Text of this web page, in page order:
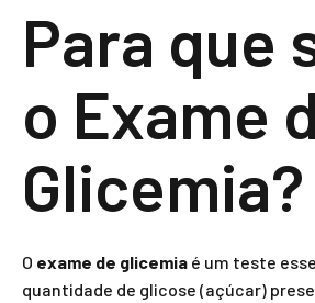
Para que
o Exame
Glicemia?
O exame de glicemia é um teste
quantidade de glicose (açúcar)